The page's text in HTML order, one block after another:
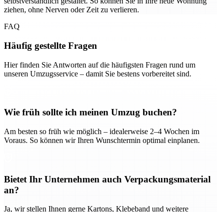
ziehen, ohne Nerven oder Zeit zu verlieren.
FAQ
Häufig gestellte Fragen
Hier finden Sie Antworten auf die häufigsten Fragen rund um
unseren Umzugsservice – damit Sie bestens vorbereitet sind.
Wie früh sollte ich meinen Umzug buchen?
Am besten so früh wie möglich – idealerweise 2–4 Wochen im
Voraus. So können wir Ihren Wunschtermin optimal einplanen.
Bietet Ihr Unternehmen auch Verpackungsmaterial
an?
Ja, wir stellen Ihnen gerne Kartons, Klebeband und weitere